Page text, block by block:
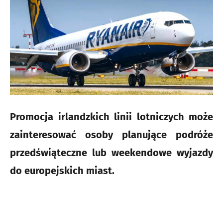
Promocja irlandzkich linii lotniczych może
zainteresować osoby planujące podróże
przedświąteczne lub weekendowe wyjazdy
do europejskich miast.